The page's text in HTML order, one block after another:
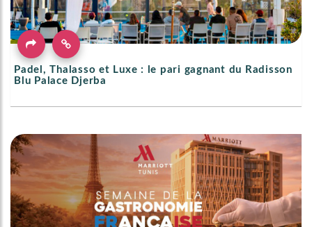
Padel, Thalasso et Luxe : le pari gagnant du Radisson
Blu Palace Djerba